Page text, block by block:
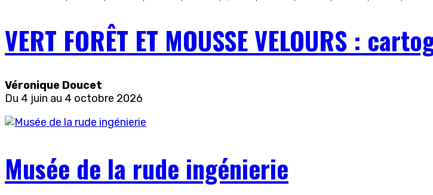
VERT FORÊT ET MOUSSE VELOURS :
Véronique Doucet
Du 4 juin au 4 octobre 2026
Musée de la rude ingénierie